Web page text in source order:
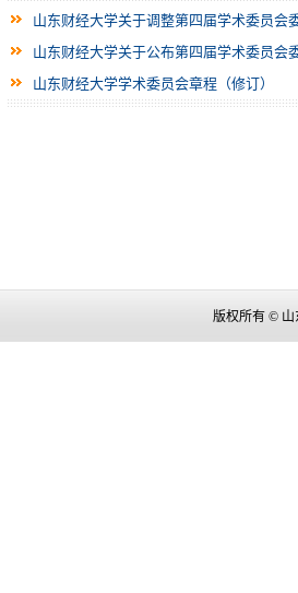
山东财经大学关于调整第四届学术委员会
山东财经大学关于公布第四届学术委员会
山东财经大学学术委员会章程（修订）
版权所有 © 山